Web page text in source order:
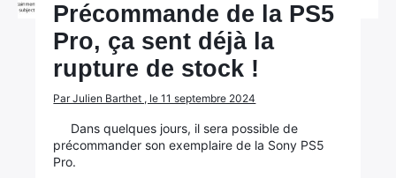
Précommande de la PS5
Pro, ça sent déjà la
rupture de stock !
Par Julien Barthet , le 11 septembre 2024
Dans quelques jours, il sera possible de
précommander son exemplaire de la Sony PS5
Pro.